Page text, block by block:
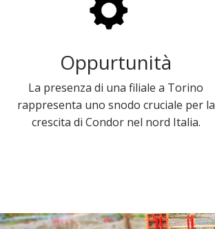
Oppurtunità
La presenza di una filiale a Torino
rappresenta uno snodo cruciale per la
crescita di Condor nel nord Italia.